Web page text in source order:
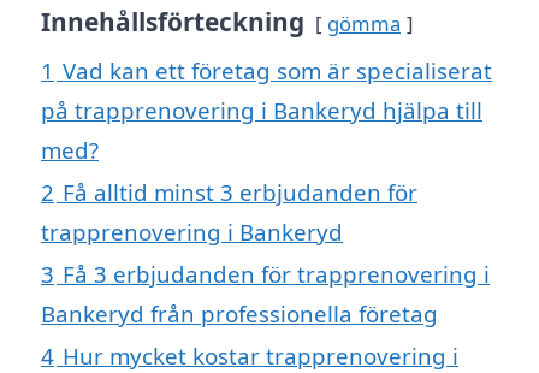
Innehållsförteckning gömma
1 Vad kan ett företag som är specialiserat
på trapprenovering i Bankeryd hjälpa till
med?
2 Få alltid minst 3 erbjudanden för
trapprenovering i Bankeryd
3 Få 3 erbjudanden för trapprenovering i
Bankeryd från professionella företag
4 Hur mycket kostar trapprenovering i